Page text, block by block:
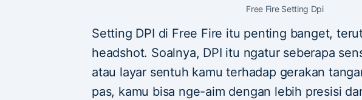
Free Fire Setting Dpi
Setting DPI di Free Fire itu penting banget,
headshot. Soalnya, DPI itu ngatur seberapa
atau layar sentuh kamu terhadap gerakan
pas, kamu bisa nge-aim dengan lebih presisi